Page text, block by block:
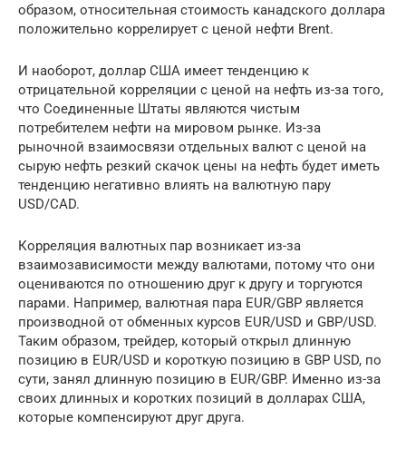
образом, относительная стоимость канадского доллара
положительно коррелирует с ценой нефти Brent.
И наоборот, доллар США имеет тенденцию к
отрицательной корреляции с ценой на нефть из-за того,
что Соединенные Штаты являются чистым
потребителем нефти на мировом рынке. Из-за
рыночной взаимосвязи отдельных валют с ценой на
сырую нефть резкий скачок цены на нефть будет иметь
тенденцию негативно влиять на валютную пару
USD/CAD.
Корреляция валютных пар возникает из-за
взаимозависимости между валютами, потому что они
оцениваются по отношению друг к другу и торгуются
парами. Например, валютная пара EUR/GBP является
производной от обменных курсов EUR/USD и GBP/USD.
Таким образом, трейдер, который открыл длинную
позицию в EUR/USD и короткую позицию в GBP USD, по
сути, занял длинную позицию в EUR/GBP. Именно из-за
своих длинных и коротких позиций в долларах США,
которые компенсируют друг друга.